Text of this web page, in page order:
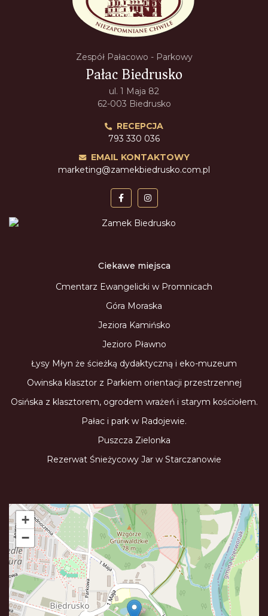
Zespół Pałacowo - Parkowy
Pałac Biedrusko
ul. 1 Maja 82
62-003 Biedrusko
RECEPCJA
793 330 036
EMAIL KONTAKTOWY
marketing@zamekbiedrusko.com.pl
Ciekawe miejsca
Cmentarz Ewangelicki w Promnicach
Góra Moraska
Jeziora Kamińsko
Jezioro Pławno
Łysy Młyn że ścieżką dydaktyczną i eko-muzeum
Owinska klasztor z Parkiem orientacji przestrzennej
Osińska z klasztorem, ogrodem wrażeń i starym kościołem.
Pałac i park w Radojewie.
Puszcza Zielonka
Rezerwat Śnieżycowy Jar w Starczanowie
+
−